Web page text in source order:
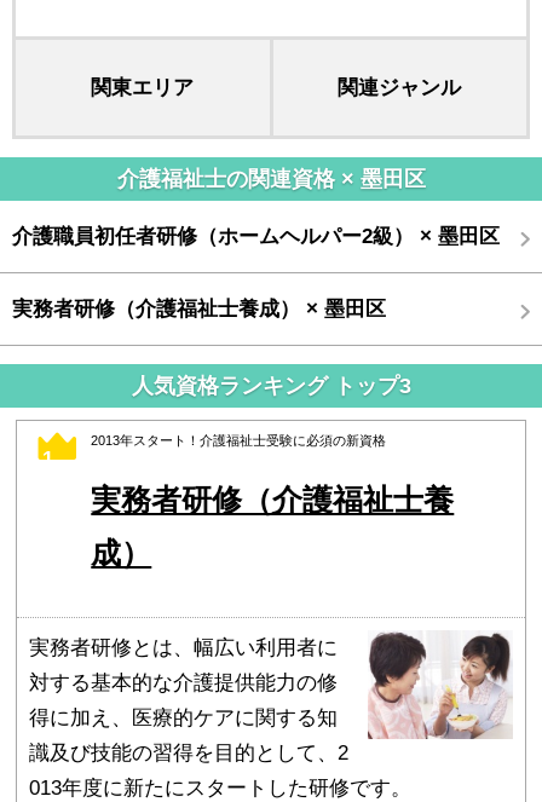
関東エリア 関連ジャンル
介護福祉士の関連資格 × 墨田区
介護職員初任者研修（ホームヘルパー2級） × 墨田区
実務者研修（介護福祉士養成） × 墨田区
人気資格ランキング トップ3
1
2013年スタート！介護福祉士受験に必須の新資格
実務者研修（介護福祉士養
成）
実務者研修とは、幅広い利用者に
対する基本的な介護提供能力の修
得に加え、医療的ケアに関する知
識及び技能の習得を目的として、2
013年度に新たにスタートした研修です。